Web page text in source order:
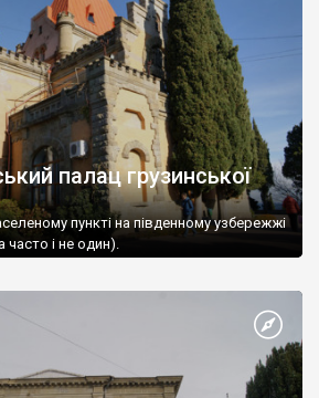
палац грузинської
пункті на південному узбережжі
часто і не один).